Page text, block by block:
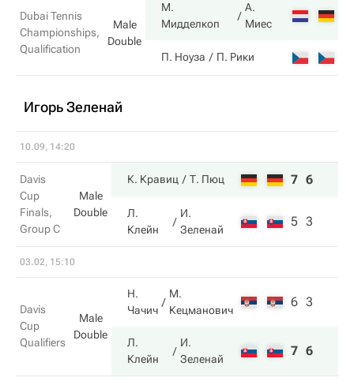
Dubai Tennis
Championships,
Qualification
Male
Double
М.
Мидделкоп
А.
Миес
П. Ноуза П. Рики
Игорь Зеленай
10.09, 14:20
Davis
Cup
Finals,
Group C
Male
Double
К. Кравиц Т. Пюц 7 6
Л.
Клейн
И.
Зеленай
5 3
03.02, 15:10
Davis
Cup
Qualifiers
Male
Double
Н.
Чачич
М.
Кецманович
6 3
Л.
Клейн
И.
Зеленай
7 6